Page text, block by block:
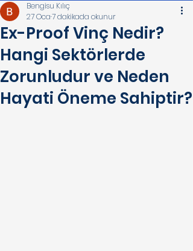
Ex-Proof Vinç Nedir?
Hangi Sektörlerde
Zorunludur ve Neden
Hayati Öneme Sahiptir?
Bengisu Kılıç
27 Oca7 dakikada okunur